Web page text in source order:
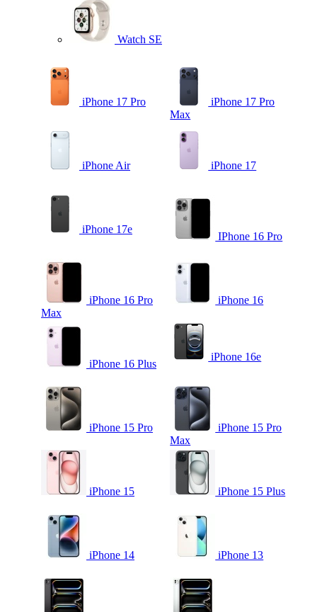
Watch SE
iPhone 17 Pro
iPhone 17 Pro
Max
iPhone Air iPhone 17
iPhone 17e
IPhone 16 Pro
iPhone 16 Pro
Max
iPhone 16
iPhone 16 Plus
iPhone 16e
iPhone 15 Pro
iPhone 15 Pro
Max
iPhone 15 iPhone 15 Plus
iPhone 14 iPhone 13